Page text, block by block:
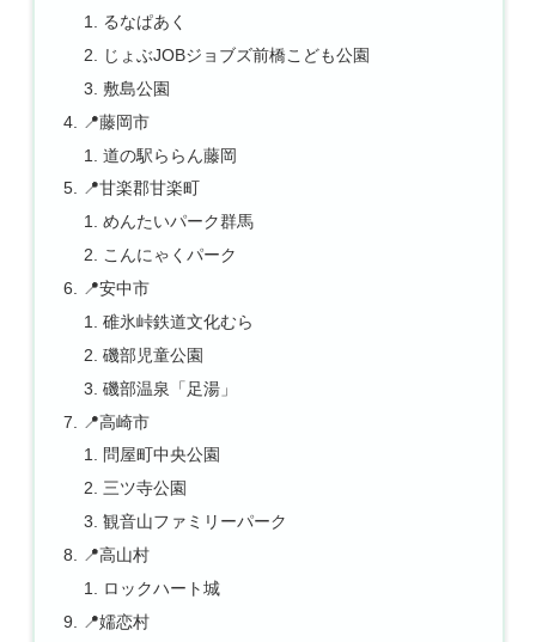
るなぱあく
じょぶJOBジョブズ前橋こども公園
敷島公園
📍藤岡市
道の駅ららん藤岡
📍甘楽郡甘楽町
めんたいパーク群馬
こんにゃくパーク
📍安中市
碓氷峠鉄道文化むら
磯部児童公園
磯部温泉「足湯」
📍高崎市
問屋町中央公園
三ツ寺公園
観音山ファミリーパーク
📍高山村
ロックハート城
📍嬬恋村